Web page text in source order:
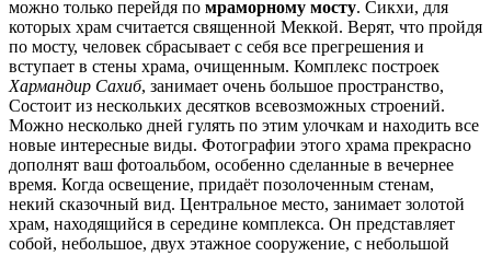
можно только перейдя по мраморному мосту. Сикхи, для
которых храм считается священной Меккой. Верят, что пройдя
по мосту, человек сбрасывает с себя все прегрешения и
вступает в стены храма, очищенным. Комплекс построек
Хармандир Сахиб, занимает очень большое пространство,
Состоит из нескольких десятков всевозможных строений.
Можно несколько дней гулять по этим улочкам и находить все
новые интересные виды. Фотографии этого храма прекрасно
дополнят ваш фотоальбом, особенно сделанные в вечернее
время. Когда освещение, придаёт позолоченным стенам,
некий сказочный вид. Центральное место, занимает золотой
храм, находящийся в середине комплекса. Он представляет
собой, небольшое, двух этажное сооружение, с небольшой